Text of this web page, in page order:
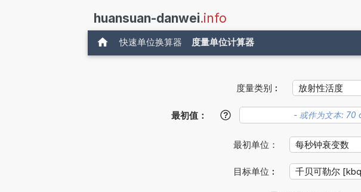
huansuan-danwei.info
快速单位换算器 度量单位计算器
度量类别︰
最初值： ?
最初单位：
目标单位︰